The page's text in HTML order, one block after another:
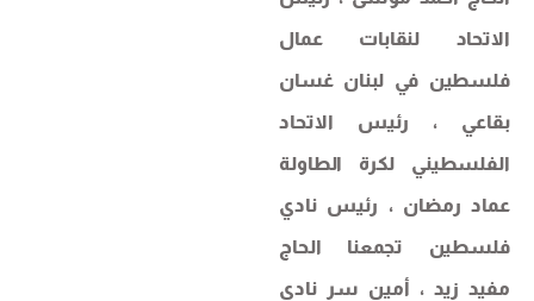
الاتحاد لنقابات عمال
فلسطين في لبنان غسان
بقاعي ، رئيس الاتحاد
الفلسطيني لكرة الطاولة
عماد رمضان ، رئيس نادي
فلسطين تجمعنا الحاج
مفيد زيد ، أمين سر نادي